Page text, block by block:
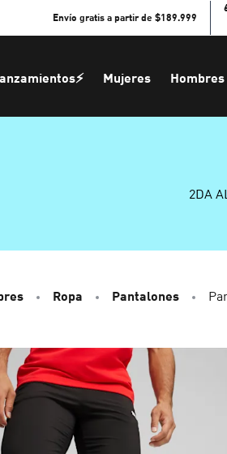
Envío gratis a partir de $189.999
Mujeres Hombres
2DA
Ropa Pantalones